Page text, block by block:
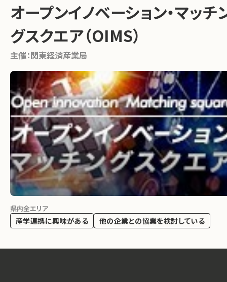
オープンイノベーション・マッチ
グスクエア（OIMS）
主催：関東経済産業局
県内全エリア
産学連携に興味がある 他の企業との協業を検討している